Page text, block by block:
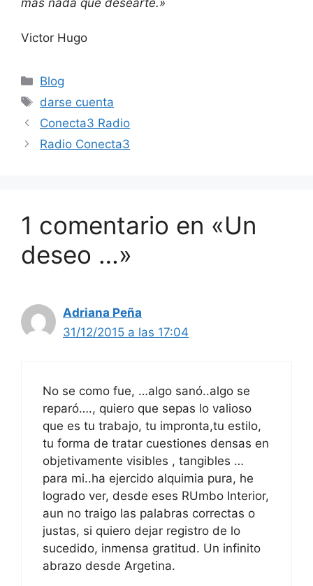
Victor Hugo
Categorías
Blog
Etiquetas
darse cuenta
Conecta3 Radio
Radio Conecta3
1 comentario en «Un
deseo …»
Adriana Peña
31/12/2015 a las 17:04
No se como fue, …algo sanó..algo se
reparó…., quiero que sepas lo valioso
que es tu trabajo, tu impronta,tu estilo,
tu forma de tratar cuestiones densas en
objetivamente visibles , tangibles …
para mi..ha ejercido alquimia pura, he
logrado ver, desde eses RUmbo Interior,
aun no traigo las palabras correctas o
justas, si quiero dejar registro de lo
sucedido, inmensa gratitud. Un infinito
abrazo desde Argetina.